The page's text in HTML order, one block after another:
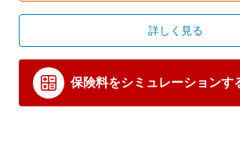
詳しく見る
保険料をシミュレーションす